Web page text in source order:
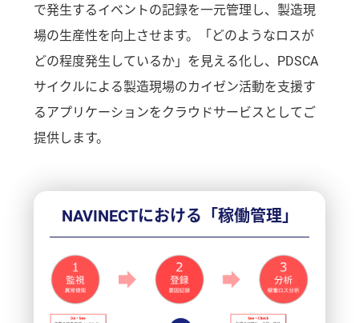
で発生するイベントの記録を一元管理し、製造現
場の生産性を向上させます。「どのようなロスが
どの程度発生しているか」を見える化し、PDSCA
サイクルによる製造現場のカイゼン活動を支援す
るアプリケーションをクラウドサービスとしてご
提供します。
NAVINECTにおける「稼働管理」